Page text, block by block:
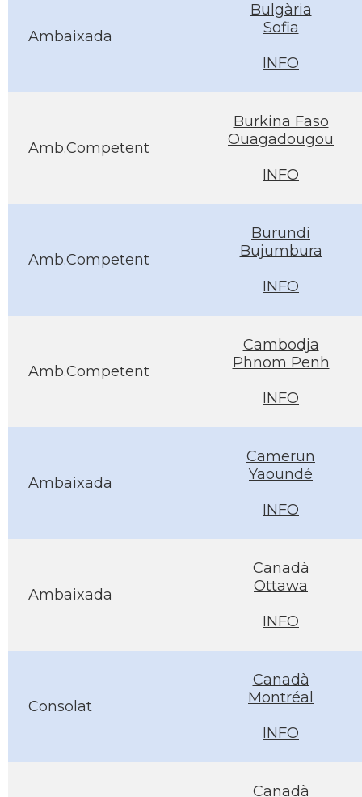
Ambaixada
Bulgària
Sofia
INFO
Amb.Competent
Burkina Faso
Ouagadougou
INFO
Amb.Competent
Burundi
Bujumbura
INFO
Amb.Competent
Cambodja
Phnom Penh
INFO
Ambaixada
Camerun
Yaoundé
INFO
Ambaixada
Canadà
Ottawa
INFO
Consolat
Canadà
Montréal
INFO
Canadà